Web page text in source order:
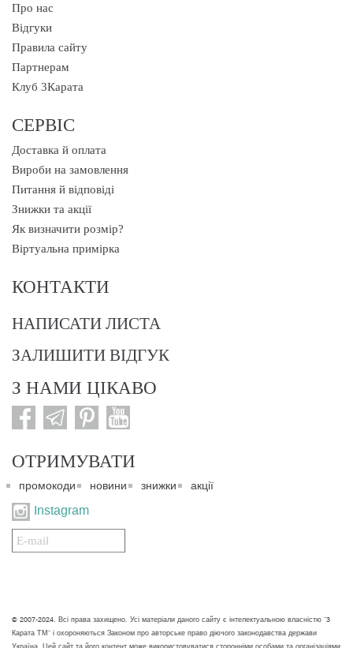
Про нас
Відгуки
Правила сайту
Партнерам
Клуб 3Карата
СЕРВІС
Доставка й оплата
Вироби на замовлення
Питання й відповіді
Знижки та акції
Як визначити розмір?
Віртуальна примірка
КОНТАКТИ
НАПИСАТИ ЛИСТА
ЗАЛИШИТИ ВІДГУК
З НАМИ ЦІКАВО
ОТРИМУВАТИ
промокоди новини знижки акції
Instagram
Подписаться
на
© 2007-2024. Всі права захищено. Усі матеріали даного сайту є інтелектуальною власністю "3
Карата ТМ" і охороняються Законом про авторське право діючого законодавства держави